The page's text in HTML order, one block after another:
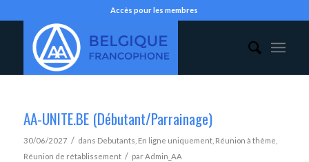
Accès pour les membres
AA-UNITE.BE (Débutant/Parrainage)
30/06/2027 / dans Debutants En ligne uniquement, Réunion à thème
Réunion de rétablissement / parAdmin_AA